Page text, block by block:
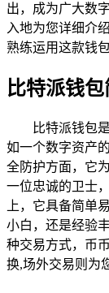
出，成为广大数
入地为您详细介
熟练运用这款钱
比特派钱
比特派钱包
如一个数字资产
全防护方面，它
一位忠诚的卫士
上，它具备简单
小白，还是经验
种交易方式，币
换,场外交易则为